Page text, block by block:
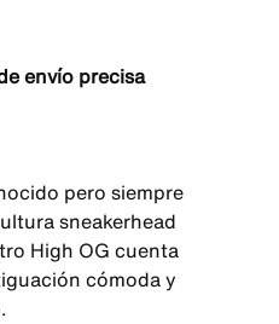
envío precisa
pero siempre
sneakerhead
High OG cuenta
cómoda y